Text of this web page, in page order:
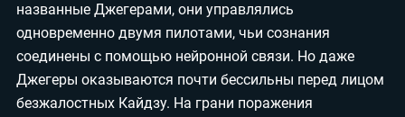
названные Джегерами, они управлялись
одновременно двумя пилотами, чьи сознания
соединены с помощью нейронной связи. Но даже
Джегеры оказываются почти бессильны перед лицом
безжалостных Кайдзу. На грани поражения